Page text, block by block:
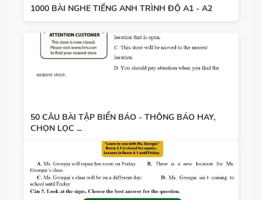
1000 BÀI NGHE TIẾNG ANH TRÌNH ĐỘ A1 - A2
50 CÂU BÀI TẬP BIỂN BÁO - THÔNG BÁO HAY,
CHỌN LỌC ...